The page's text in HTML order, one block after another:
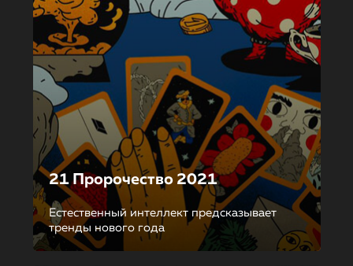
21 Пророчество 2021
Естественный интеллект предсказывает
тренды нового года